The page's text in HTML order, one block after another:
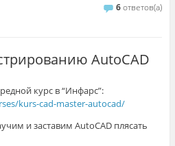
6ответов(а)
AutoCAD
курс в “Инфарс”:
kurs-cad-master-autocad/
и заставим AutoCAD плясать